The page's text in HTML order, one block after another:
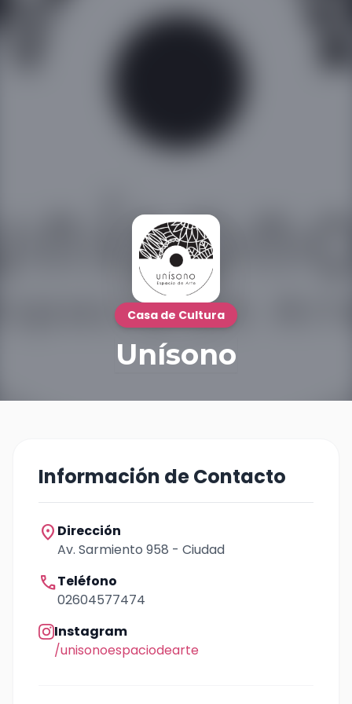
Casa de Cultura
Unísono
Información de Contacto
location_on Dirección
Av. Sarmiento 958 - Ciudad
callTeléfono
02604577474
Instagram
/unisonoespaciodearte